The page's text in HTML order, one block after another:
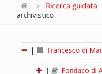
Ricerca guidata
archivistico
| Francesco di
|
Fondaco di